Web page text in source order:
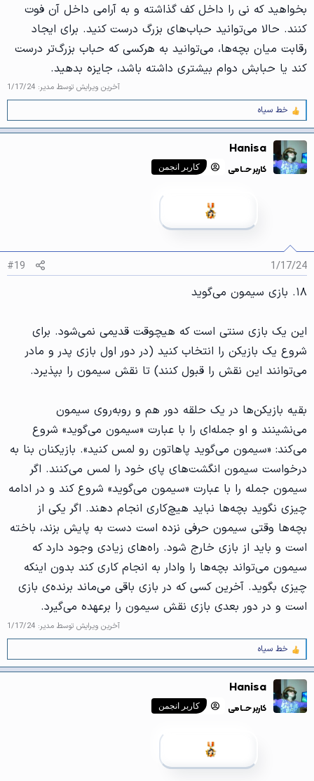
بخواهید که نی را داخل کف گذاشته و به آرامی داخل آن فوت
کنند. حالا می‌توانید حباب‌های بزرگ درست کنید. برای ایجاد
رقابت میان بچه‌ها، می‌توانید به هرکسی که حباب بزرگ‌تر درست
کند یا حبابش دوام بیشتری داشته باشد، جایزه بدهید.
آخرین ویرایش توسط مدیر: 1/17/24
و
ا
ک
ش‌
ه
د
ه
ا
:
خط سیاه
Hanisa
کاربر حــامی کاربر انجمن
1/17/24
#19
۱۸. بازی سیمون می‌گوید
این یک بازی سنتی است که هیچوقت قدیمی نمی‌شود. برای
شروع یک بازیکن را انتخاب کنید (در دور اول بازی پدر و مادر
می‌توانند این نقش را قبول کنند) تا نقش سیمون را بپذیرد.
بقیه بازیکن‌ها در یک حلقه دور هم و روبه‌روی سیمون
می‌نشینند و او جمله‌ای را با عبارت «سیمون می‌گوید» شروع
می‌کند: «سیمون می‌گوید پاهاتون رو لمس کنید». بازیکنان بنا به
درخواست سیمون انگشت‌های پای خود را لمس می‌کنند. اگر
سیمون جمله‌ را با عبارت «سیمون می‌گوید» شروع کند و در ادامه
چیزی نگوید بچه‌ها نباید هیچ‌کاری انجام دهند. اگر یکی از
بچه‌ها وقتی سیمون حرفی نزده است دست به پایش بزند، باخته
است و باید از بازی خارج شود. راه‌های زیادی وجود دارد که
سیمون می‌تواند بچه‌ها را وادار به انجام کاری کند بدون اینکه
چیزی بگوید. آخرین کسی که در بازی باقی می‌ماند برنده‌ی بازی
است و در دور بعدی بازی نقش سیمون را برعهده می‌گیرد.
آخرین ویرایش توسط مدیر: 1/17/24
و
ا
ک
ش‌
ه
خط سیاه
Hanisa
کاربر حــامی کاربر انجمن